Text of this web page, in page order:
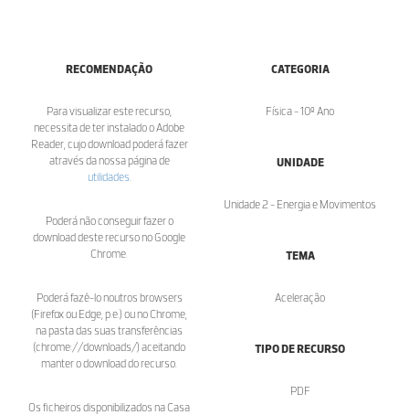
RECOMENDAÇÃO
Para visualizar este recurso,
necessita de ter instalado o Adobe
Reader, cujo download poderá fazer
através da nossa página de
utilidades
Poderá não conseguir fazer o
download deste recurso no Google
Chrome.
Poderá fazê-lo noutros browsers
(Firefox ou Edge, p.e.) ou no Chrome,
na pasta das suas transferências
(chrome://downloads/) aceitando
manter o download do recurso.
Os ficheiros disponibilizados na Casa
CATEGORIA
Física - 10º Ano
UNIDADE
Unidade 2 - Energia e Movimentos
TEMA
Aceleração
TIPO DE RECURSO
PDF